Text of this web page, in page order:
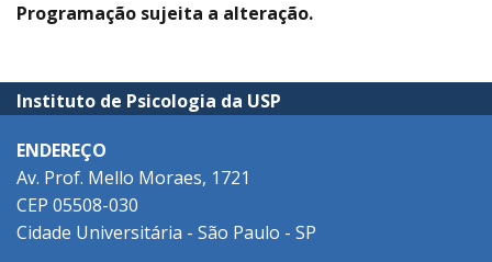
Programação sujeita a alteração.
Instituto de Psicologia da USP
ENDEREÇO
Av. Prof. Mello Moraes, 1721
CEP 05508-030
Cidade Universitária - São Paulo - SP